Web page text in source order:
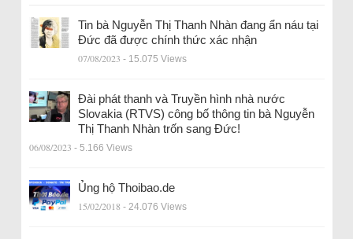
Tin bà Nguyễn Thị Thanh Nhàn đang ẩn náu tại
Đức đã được chính thức xác nhận
07/08/2023 - 15.075 Views
Đài phát thanh và Truyền hình nhà nước
Slovakia (RTVS) công bố thông tin bà Nguyễn
Thị Thanh Nhàn trốn sang Đức!
06/08/2023 - 5.166 Views
Ủng hộ Thoibao.de
15/02/2018 - 24.076 Views